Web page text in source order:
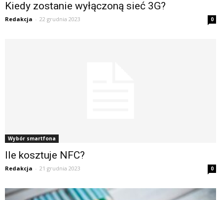
Kiedy zostanie wyłączoną sieć 3G?
Redakcja - 22 grudnia 2023 0
Wybór smartfona
Ile kosztuje NFC?
Redakcja - 21 grudnia 2023 0